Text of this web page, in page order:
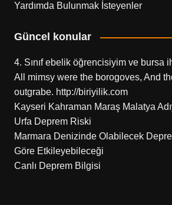
Yardımda Bulunmak İsteyenler
Güncel konular
4. Sınıf ebelik öğrencisiyim ve bursa
All mimsy were the borogoves, And
outgrabe. http://biriyilik.com
Kayseri Kahraman Maraş Malatya
Urfa Deprem Riski
Marmara Denizinde Olabilecek
Göre Etkileyebileceği
Canlı Deprem Bilgisi